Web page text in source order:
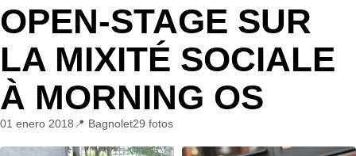
OPEN-STAGE SUR
LA MIXITÉ SOCIALE
À MORNING OS
01 enero 2018 Bagnolet29 fotos